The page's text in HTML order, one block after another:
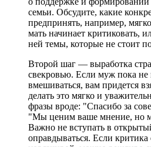
семьи. Обсудите, какие
предпринять, например,
мать начинает критиковать,
ней темы, которые не стоит
Второй шаг — выработка
свекровью. Если муж пока не
вмешиваться, вам придется
делать это мягко и
фразы вроде: "Спасибо за
"Мы ценим ваше мнение, но
Важно не вступать в
оправдываться. Если